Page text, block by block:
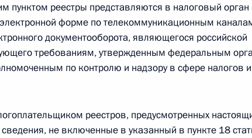
кодекс Российской Федерации
г. № 268-ФЗ
пунктом реестры представляются в налоговый орган
форме по телекоммуникационным
документооборота, являющегося российской
требованиям, утвержденным федеральным
по контролю и надзору в сфере налогов и
реестров, предусмотренных
не включенные в указанный в пункте 18